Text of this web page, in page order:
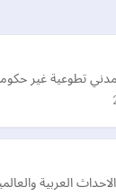
تطوعية غير حكومية
العربية